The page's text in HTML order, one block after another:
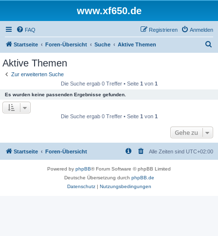
www.xf650.de
FAQ Anmelden
Registrieren
Startseite Foren-Übersicht Suche Aktive Themen
Aktive Themen
Zur erweiterten Suche
Die Suche ergab 0 Treffer • Seite 1 von 1
Es wurden keine passenden Ergebnisse gefunden.
Die Suche ergab 0 Treffer • Seite 1 von 1
Gehe zu
Startseite Foren-Übersicht Alle Zeiten sind UTC+02:00
Powered by phpBB® Forum Software © phpBB Limited
Deutsche Übersetzung durch phpBB.de
Datenschutz| Nutzungsbedingungen